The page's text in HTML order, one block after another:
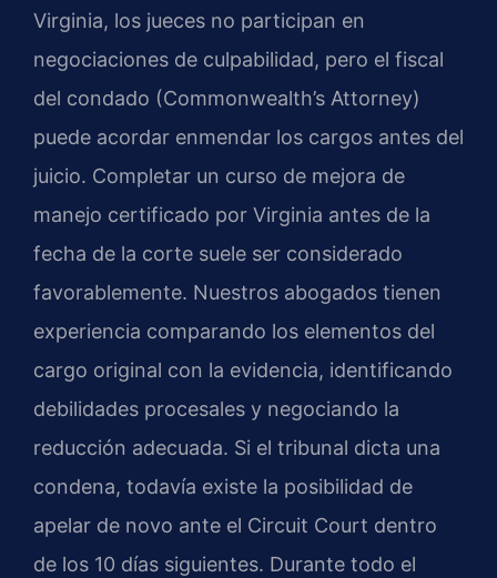
Virginia, los jueces no participan en
negociaciones de culpabilidad, pero el fiscal
del condado (Commonwealth’s Attorney)
puede acordar enmendar los cargos antes del
juicio. Completar un curso de mejora de
manejo certificado por Virginia antes de la
fecha de la corte suele ser considerado
favorablemente. Nuestros abogados tienen
experiencia comparando los elementos del
cargo original con la evidencia, identificando
debilidades procesales y negociando la
reducción adecuada. Si el tribunal dicta una
condena, todavía existe la posibilidad de
apelar de novo ante el Circuit Court dentro
de los 10 días siguientes. Durante todo el